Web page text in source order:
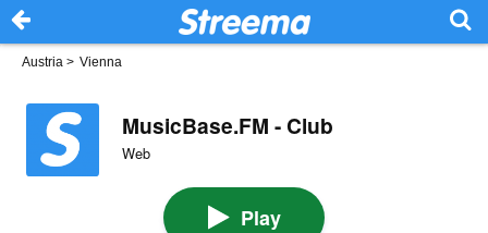
Austria > Vienna
MusicBase.FM - Club
Web
Play